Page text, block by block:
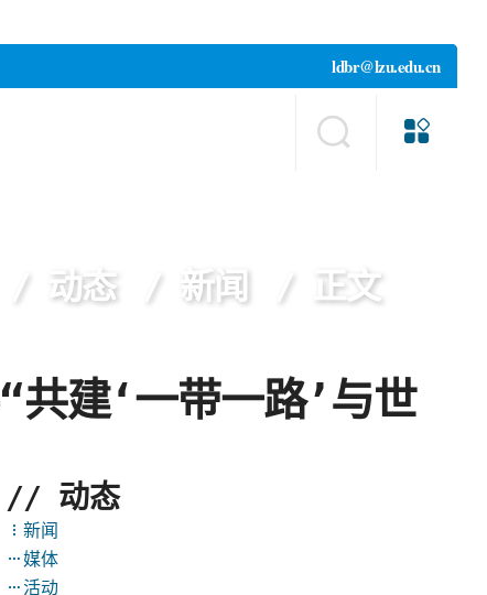
ldbr@lzu.edu.cn
动态 新闻 正文
共建‘一带一路’与世
// 动态
新闻
媒体
活动